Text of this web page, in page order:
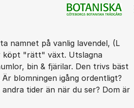
namnet på vanlig lavendel, (L
köpt "rätt" växt. Utslagna
bin & fjärilar. Den trivs bäst
blomningen igång ordentligt?
tider än när du ser? Dom är